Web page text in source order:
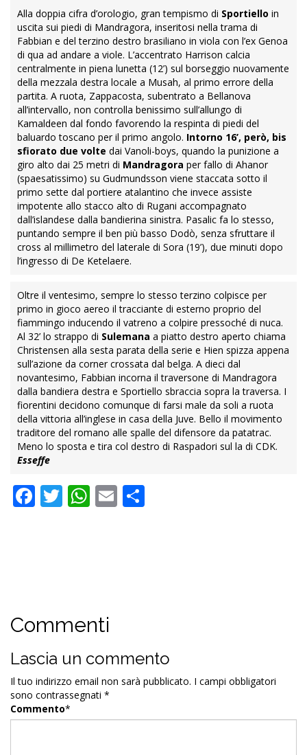
centrocampisti, Ahanorsi fa superare da una mezza finta
con cambio di direzione e vabbè, poi la papera. Harrison la
pennella per Fabbian, che Bellanova in qualche modo
ostacola nel terzo tempo a lato non di poco (43’). Prima del
recupero, duetto fra jugoslavi con mirino alzato all’eccesso
per Super Mario. Laripresainizia idealmente al sesto sul
corridoio di sinistra, dove si buttano Sulemana che sfugge a
Dodò, Musah,Raspadori che resiste a Comuzzo
passandola da terra eAhanorche su scarico del
centrattacco nominale impegna Christensen con una discreta
botta verso il secondo palo.
Alla doppia cifra d’orologio, gran tempismo diSportiello
uscita sui piedi di Mandragora, inseritosi nella trama di
Fabbian e del terzino destro brasiliano in viola con l’ex Genoa
di qua ad andare a viole. L’accentrato Harrison calcia
centralmente in piena lunetta (12’) sul borseggio nuovamente
della mezzala destra locale a Musah, al primo errore della
partita. A ruota, Zappacosta, subentrato a Bellanova
Kamaldeen dal fondo favorendo la respinta di piedi del
baluardo toscano per il primo angolo.Intorno 16’, però, bis
sfiorato due voltedai Vanoli-boys, quando la punizione a
giro alto dai 25 metri diMandragoraper fallo di Ahanor
(spaesatissimo) su Gudmundsson viene staccata sotto il
primo sette dal portiere atalantino che invece assiste
impotente allo stacco alto di Rugani accompagnato
dall’islandese dalla bandierina sinistra. Pasalic fa lo stesso,
puntando sempre il ben più basso Dodò, senza sfruttare il
cross al millimetro del laterale di Sora (19’), due minuti dopo
l’ingresso di De Ketelaere.
Oltre il ventesimo, sempre lo stesso terzino colpisce per
fiammingo inducendo il vatreno a colpire pressoché di nuca.
Al 32’ lo strappo diSulemana
Meno lo sposta e tira col destro di Raspadori sul la di CDK.
Esseffe
Facebook
Twitter
WhatsApp
EmailCondividi